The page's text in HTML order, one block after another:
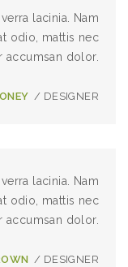
lacinia. Nam
odio, mattis nec
accumsan dolor.
/ DESIGNER
lacinia. Nam
odio, mattis nec
accumsan dolor.
/ DESIGNER